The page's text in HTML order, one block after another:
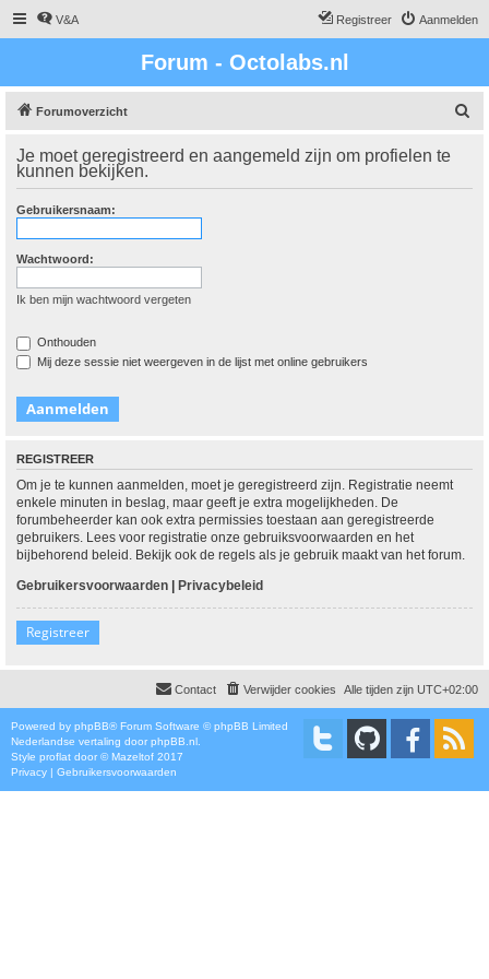
V&A Aanmelden
Registreer
Forum - Octolabs.nl
Forumoverzicht
k
Je moet geregistreerd en aangemeld zijn om profielen te
kunnen bekijken.
Gebruikersnaam:
Wachtwoord:
Ik ben mijn wachtwoord vergeten
Onthouden
Mij deze sessie niet weergeven in de lijst met online gebruikers
REGISTREER
Om je te kunnen aanmelden, moet je geregistreerd zijn. Registratie neemt
enkele minuten in beslag, maar geeft je extra mogelijkheden. De
forumbeheerder kan ook extra permissies toestaan aan geregistreerde
gebruikers. Lees voor registratie onze gebruiksvoorwaarden en het
bijbehorend beleid. Bekijk ook de regels als je gebruik maakt van het forum.
Gebruikersvoorwaarden | Privacybeleid
Registreer
Alle tijden zijn UTC+02:00
Verwijder cookies
Contact
Powered by phpBB® Forum Software © phpBB Limited
Nederlandse vertaling door phpBB.nl
Style proflat door ©Mazeltof 2017
Privacy | Gebruikersvoorwaarden